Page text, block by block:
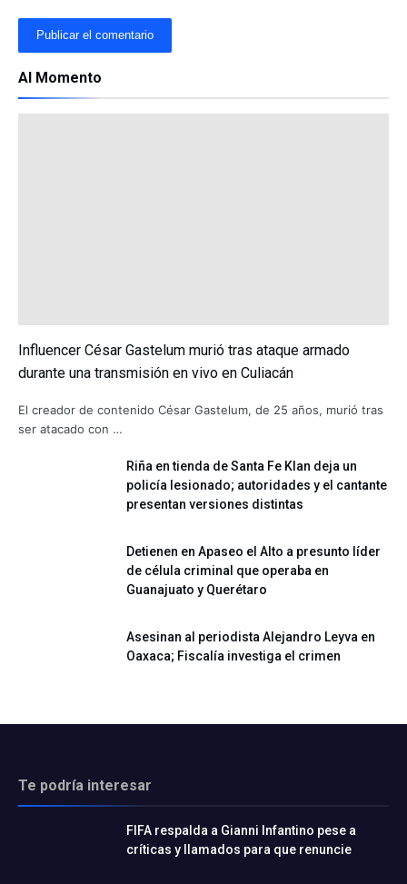
Al Momento
Influencer César Gastelum murió tras ataque armado
durante una transmisión en vivo en Culiacán
El creador de contenido César Gastelum, de 25 años, murió tras
ser atacado con …
Riña en tienda de Santa Fe Klan deja un
policía lesionado; autoridades y el cantante
presentan versiones distintas
Detienen en Apaseo el Alto a presunto líder
de célula criminal que operaba en
Guanajuato y Querétaro
Asesinan al periodista Alejandro Leyva en
Oaxaca; Fiscalía investiga el crimen
Te podría interesar
FIFA respalda a Gianni Infantino pese a
críticas y llamados para que renuncie